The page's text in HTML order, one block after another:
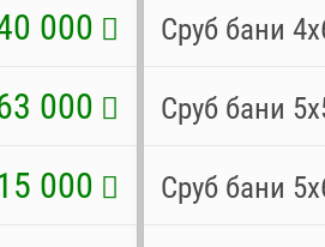
000
000
000
Сруб бани
Сруб бани
Сруб бани